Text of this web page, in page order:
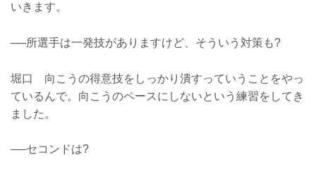
いきます。
──所選手は一発技がありますけど、そういう対策も?
堀口 向こうの得意技をしっかり潰すっていうことをやっ
ているんで。向こうのペースにしないという練習をしてき
ました。
──セコンドは?